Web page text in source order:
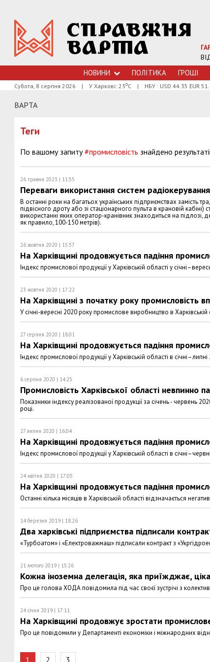
НОВИНИ ПОЛІТИКА ГРОШI
Субота, 8 серпня 2026 | У Харкові: 23оС | НБУ : USD 44.35 EUR
ВАРТА
Теги
По вашому запиту#промисловість знайдено
26 травня 2023 | 11:55
Переваги використання систем
В останні роки на багатьох українських підприємствах замість
підвісного дроту або зі стаціонарного пульта в крановій
використанні яких оператор-кранівник знаходиться на підлозі,
як правило, 100-150 метрів).
26 жовтня 2020 | 15:57
На Харківщині продовжується падіння
Індекс промислової продукції у Харківській області у
23 жовтня 2020 | 17:22
На Харківщині з початку року промисловість
У січні-вересні 2020 року промислове виробництво в
27 серпня 2020 | 18:01
На Харківщині продовжується падіння
Індекс промислової продукції у Харківській області в
6 серпня 2020 | 14:25
Промисловість Харківської області невпинно
Показники індексу реалізованої продукції за січень - червень
році.
27 липня 2020 | 16:04
На Харківщині продовжується падіння
Індекс промислової продукції у Харківській області в
24 квітня 2020 | 17:05
На Харківщині продовжується падіння
Останні кілька місяців в Харківській області відзначається
14 березня 2019 | 18:26
Два харківські підприємства підписали
«Турбоатом» і «Електроважмаш» підписали контракт з
21 лютого 2019 | 15:26
Кожна іноземна делегація, яка приїжджає,
Про це голова ХОДА повідомила під час своєї зустрічі з
24 січня 2019 | 17:11
На Харківщині продовжує зростати
Про це повідомили у Департаменті економіки і міжнародних
1 2 3